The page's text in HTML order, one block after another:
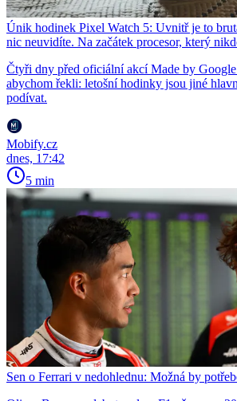
Únik hodinek Pixel Watch 5: Uvnitř je to
nic neuvidíte. Na začátek procesor, který
Čtyři dny před oficiální akcí Made by
abychom řekli: letošní hodinky jsou jiné
podívat.
Mobify.cz
dnes, 17:42
5 min
Sen o Ferrari v nedohlednu: Možná by